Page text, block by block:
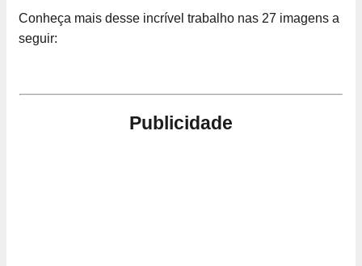
Conheça mais desse incrível trabalho nas 27 imagens a
seguir:
Publicidade